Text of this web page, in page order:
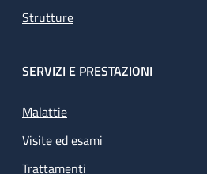
Strutture
SERVIZI E PRESTAZIONI
Malattie
Visite ed esami
Trattamenti